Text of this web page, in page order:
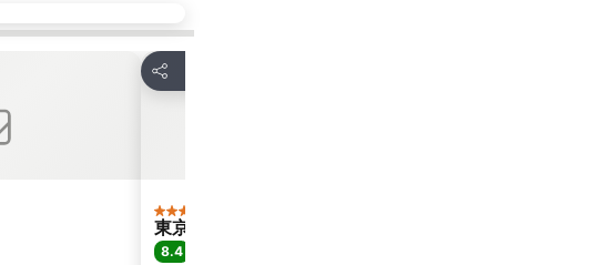
分享
3 星級
東京樂天都市錦酒店
8.4